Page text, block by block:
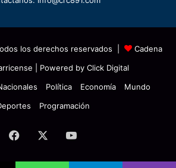
los derechos reservados |
Cadena
| Powered by Click Digital
Política Economía
Mundo
Programación
Facebook YouTube